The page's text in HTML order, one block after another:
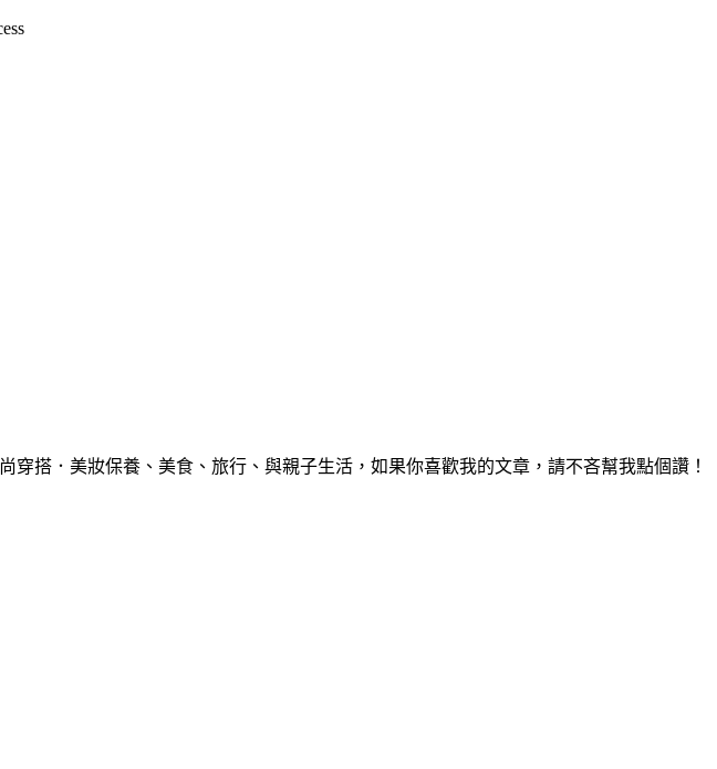
搭．美妝保養、美食、旅行、與親子生活，如果你喜歡我的文章，請不吝幫我點個讚！